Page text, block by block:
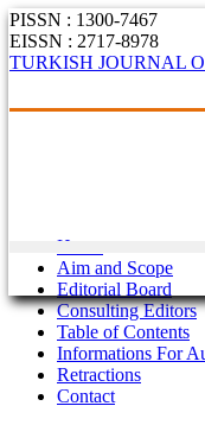
PISSN : 1300-7467
EISSN : 2717-8978
TURKISH JOURNAL
Home
Aim and Scope
Editorial Board
Consulting Editors
Table of Contents
Informations For
Retractions
Contact